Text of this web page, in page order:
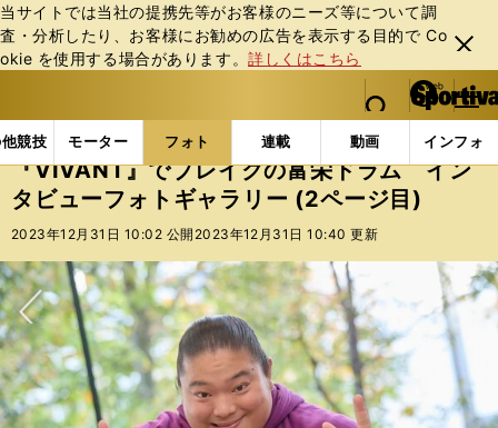
当サイトでは当社の提携先等がお客様のニーズ等について調
査・分析したり、お客様にお勧めの広告を表⽰する⽬的で Co
okie を使⽤する場合があります。詳しくはこちら
閉じ
る
web Sportiva (webスポルティーバ)
検索
マイペ
ー
ジ
メニュ
競技 モーター フォト 連載 動画 インフォ
b
ス
ポ
ル
ー
バ
フォトギャラリー コラムフォト 『VIVANT』でブ
『VIVANT』でブレイクの富栄ドラム イン
タビューフォトギャラリー (2ページ目)
2023年12月31日 10:02 公開 2023年12月31日 10:40 更新
次へ